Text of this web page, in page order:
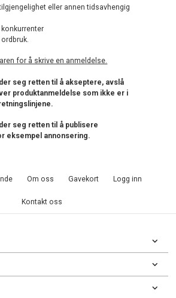
eller annen tidsavhengig
for å skrive en anmeldelse.
seg retten til å akseptere, avslå
produktanmeldelse som ikke er i
seg retten til å publisere
eksempel annonsering.
Om oss Gavekort Logg inn
Kontakt oss